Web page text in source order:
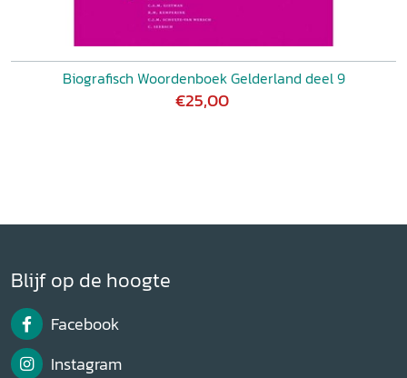
Biografisch Woordenboek Gelderland deel 9
€25,00
Blijf op de hoogte
Facebook
Instagram